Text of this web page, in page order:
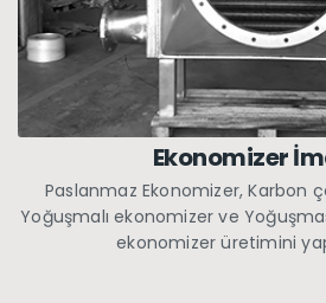
Ekonomizer
Paslanmaz Ekonomizer, Karbon
Yoğuşmalı ekonomizer ve
ekonomizer üretimini